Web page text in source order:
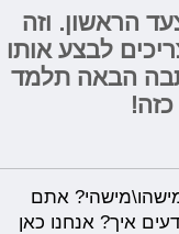
הראשון. וזה
לבצע אותו
הבאה תלמד
אתם
איך? אנחנו כאן